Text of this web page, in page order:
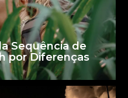
Sequência de
por Diferenças